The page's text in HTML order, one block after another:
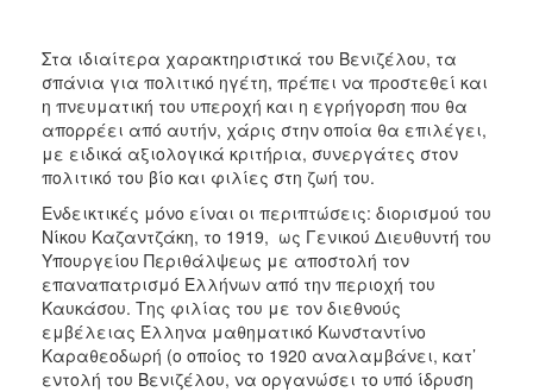
Στα ιδιαίτερα χαρακτηριστικά του Βενιζέλου, τα
σπάνια για πολιτικό ηγέτη, πρέπει να προστεθεί και
η πνευματική του υπεροχή και η εγρήγορση που θα
απορρέει από αυτήν, χάρις στην οποία θα επιλέγει,
με ειδικά αξιολογικά κριτήρια, συνεργάτες στον
πολιτικό του βίο και φιλίες στη ζωή του.
Ενδεικτικές μόνο είναι οι περιπτώσεις: διορισμού του
Νίκου Καζαντζάκη, το 1919, ως Γενικού Διευθυντή του
Υπουργείου Περιθάλψεως με αποστολή τον
επαναπατρισμό Ελλήνων από την περιοχή του
Καυκάσου. Της φιλίας του με τον διεθνούς
εμβέλειας Έλληνα μαθηματικό Κωνσταντίνο
Καραθεοδωρή (ο οποίος το 1920 αναλαμβάνει, κατ’
εντολή του Βενιζέλου, να οργανώσει το υπό ίδρυση